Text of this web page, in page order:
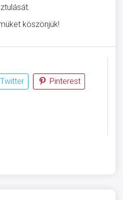
köszönjük!
Twitter
Pinterest